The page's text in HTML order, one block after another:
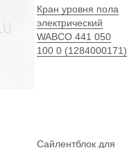
Кран уровня пола
электрический
WABCO 441 050
100 0 (1284000171)
Сайлентблок для